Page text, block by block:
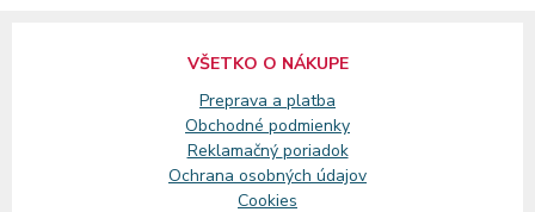
VŠETKO O NÁKUPE
Preprava a platba
Obchodné podmienky
Reklamačný poriadok
Ochrana osobných údajov
Cookies